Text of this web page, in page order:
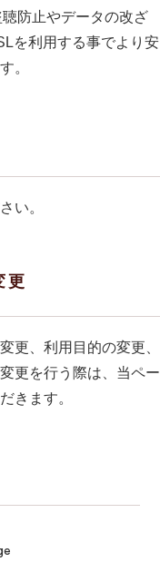
防止やデータの改ざ
を利用する事でより安
。
い。
更
更、利用目的の変更、
更を行う際は、当ペー
きます。